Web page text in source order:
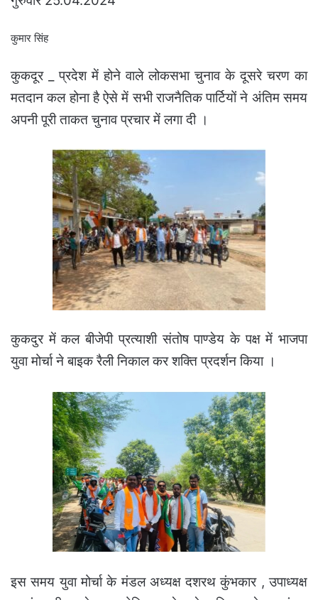
कुमार सिंह
कुकदूर _ प्रदेश में होने वाले लोकसभा चुनाव के दूसरे चरण का
मतदान कल होना है ऐसे में सभी राजनैतिक पार्टियों ने अंतिम समय
अपनी पूरी ताकत चुनाव प्रचार में लगा दी ।
कुकदुर में कल बीजेपी प्रत्याशी संतोष पाण्डेय के पक्ष में भाजपा
युवा मोर्चा ने बाइक रैली निकाल कर शक्ति प्रदर्शन किया ।
इस समय युवा मोर्चा के मंडल अध्यक्ष दशरथ कुंभकार , उपाध्यक्ष